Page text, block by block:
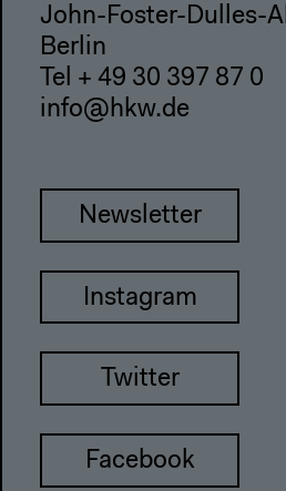
John-Foster-Dulles-
Berlin
Tel + 49 30 397 87 0
info@hkw.de
Newsletter
Instagram
Twitter
Facebook